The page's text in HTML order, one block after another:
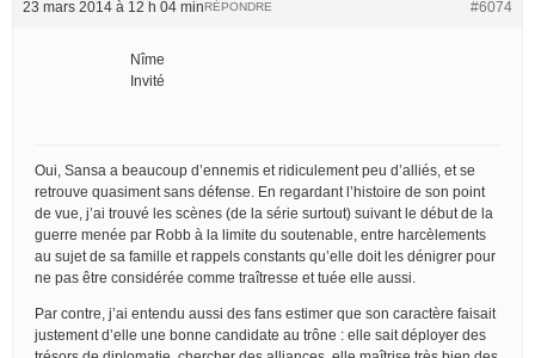
23 mars 2014 à 12 h 04 min #6074
RÉPONDRE
Nîme
Invité
Oui, Sansa a beaucoup d’ennemis et ridiculement peu d’alliés, et se
retrouve quasiment sans défense. En regardant l’histoire de son point
de vue, j’ai trouvé les scènes (de la série surtout) suivant le début de la
guerre menée par Robb à la limite du soutenable, entre harcèlements
au sujet de sa famille et rappels constants qu’elle doit les dénigrer pour
ne pas être considérée comme traîtresse et tuée elle aussi.
Par contre, j’ai entendu aussi des fans estimer que son caractère faisait
justement d’elle une bonne candidate au trône : elle sait déployer des